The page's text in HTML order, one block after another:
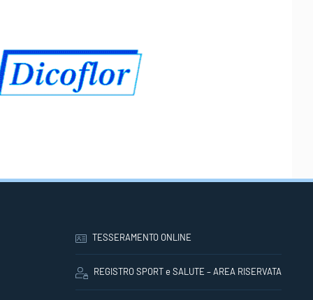
TESSERAMENTO ONLINE
REGISTRO SPORT e SALUTE – AREA RISERVATA